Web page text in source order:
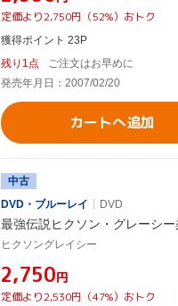
定価より2,750円（52%）おトク
獲得ポイント 23P
残り1点
ご注文はお早めに
発売年月日：2007/02/20
カートへ追加
中古
DVD・ブルーレイ
DVD
最強伝説ヒクソン・グレーシー
ヒクソングレイシー
¥2,750円
定価より2,530円（47%）おトク